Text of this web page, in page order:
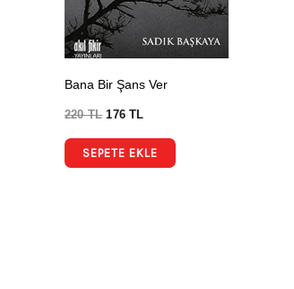
Bana Bir Şans Ver
220TL 176TL
SEPETE EKLE